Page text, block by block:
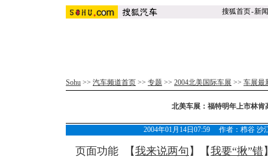
搜狐首页-新闻
Sohu >> 汽车频道首页 >> 专题 >> 2004北美国际车展 >> 车展最
北美车展：福特明年上市林肯
2004年01月14日07:59 作者：栉谷
页面功能 【我来说两句 】【我要“揪”错